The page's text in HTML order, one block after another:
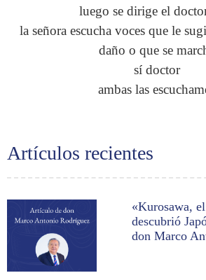
Artículos recientes
«Kurosawa,
descubrió
don Marco
luego se dirige el
la señora escucha voces que le
daño o que se
sí doctor
ambas las